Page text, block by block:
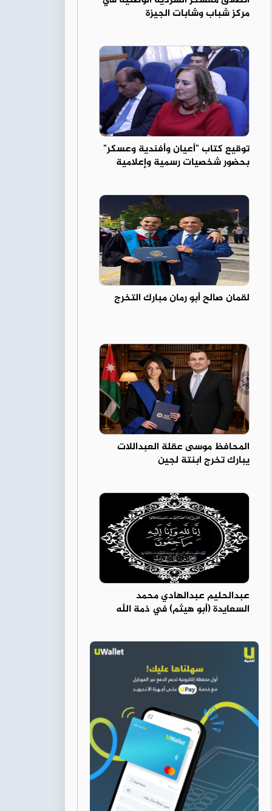
مركز شباب وشابات الجيزة
توقيع كتاب "أعيان وأفندية وعسكر"
بحضور شخصيات رسمية وإعلامية
لقمان صالح أبو رمان مبارك التخرج
المحافظ موسى عقلة العبداللات
يبارك تخرج ابنتة لجين
عبدالحليم عبدالهادي محمد
السعايدة (أبو هيثم) في ذمة الله